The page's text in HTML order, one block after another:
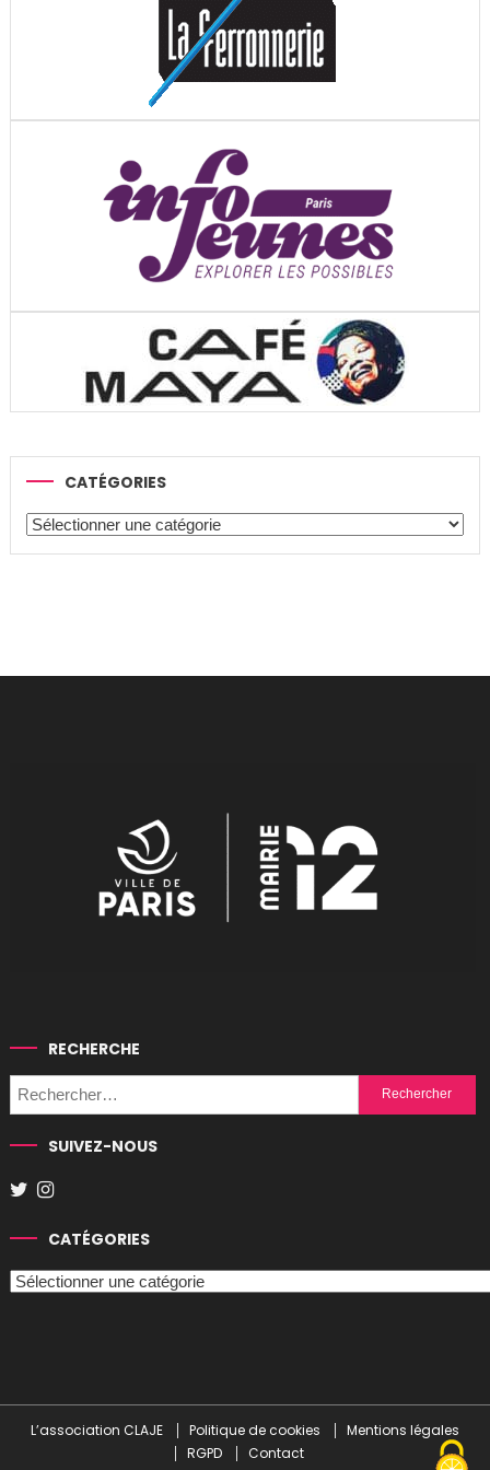
CATÉGORIES
Catégories
RECHERCHE
Rechercher :
SUIVEZ-NOUS
CATÉGORIES
Catégories
L’association CLAJE Politique de cookies
Mentions légales
RGPD
Contact